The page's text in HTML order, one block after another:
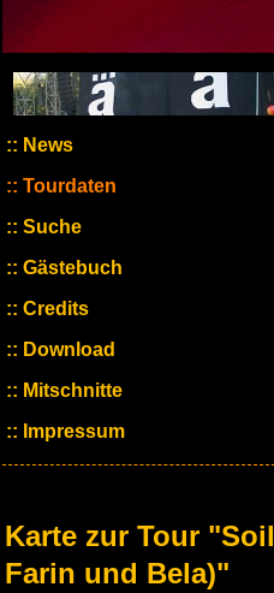
News
Tourdaten
Suche
Gästebuch
Credits
Download
Mitschnitte
Impressum
Karte zur Tour
Farin und Bela)"